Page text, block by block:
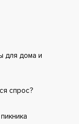
для дома и
спрос?